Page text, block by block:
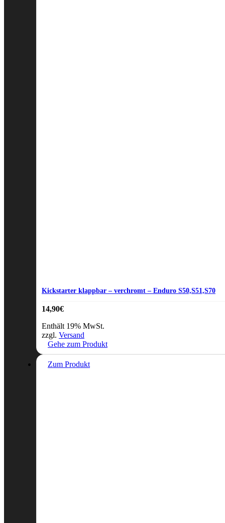
Kickstarter klappbar – verchromt – Enduro S50,S51,S70
14,90€
Enthält 19% MwSt.
zzgl. Versand
Gehe zum Produkt
Zum Produkt